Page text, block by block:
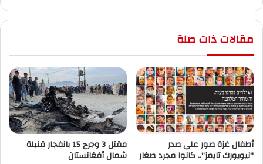
مقالات ذات صلة
أطفال غزة صور على صدر
“نيويورك تايمز”.. كانوا مجرد صغار ‬شمال أفغانستان